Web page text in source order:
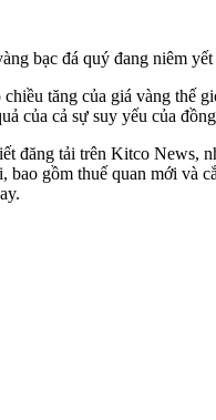
bạc đá quý đang niêm
tăng của giá vàng thế
của cả sự suy yếu của
đăng tải trên Kitco News,
bao gồm thuế quan mới và